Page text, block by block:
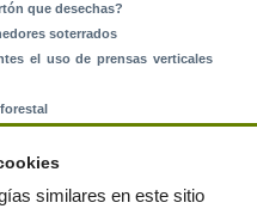
que desechas?
soterrados
el uso de prensas verticales
similares en este sitio